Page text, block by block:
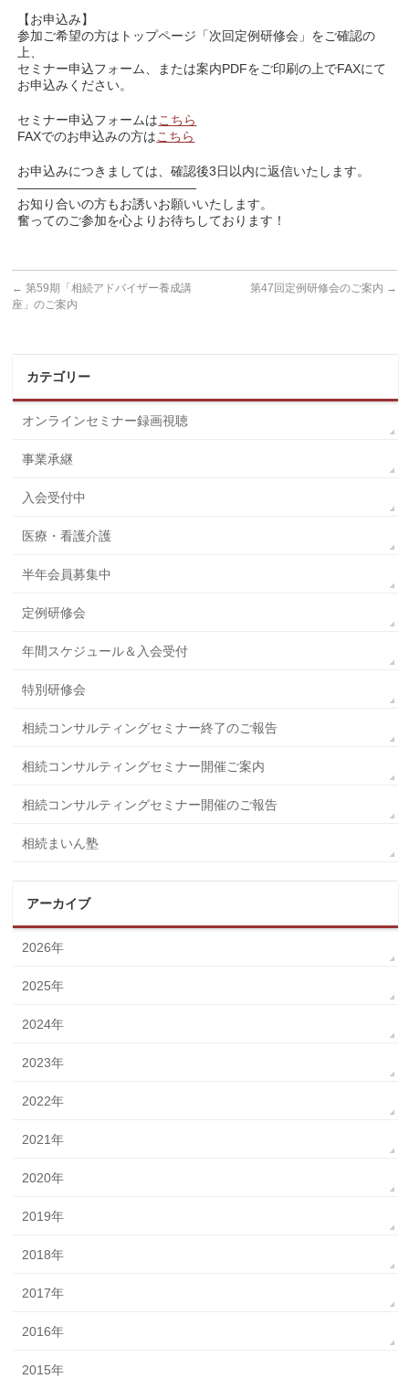
【お申込み】
参加ご希望の方はトップページ「次回定例研修会」をご確認の
上、
セミナー申込フォーム、または案内PDFをご印刷の上でFAXにて
お申込みください。
セミナー申込フォームはこちら
FAXでのお申込みの方はこちら
お申込みにつきましては、確認後3日以内に返信いたします。
——————————————
お知り合いの方もお誘いお願いいたします。
奮ってのご参加を心よりお待ちしております！
← 第59期「相続アドバイザー養成講
座」のご案内
第47回定例研修会のご案内 →
カテゴリー
オンラインセミナー録画視聴
事業承継
入会受付中
医療・看護介護
半年会員募集中
定例研修会
年間スケジュール＆入会受付
特別研修会
相続コンサルティングセミナー終了のご報告
相続コンサルティングセミナー開催ご案内
相続コンサルティングセミナー開催のご報告
相続まいん塾
アーカイブ
2026年
2025年
2024年
2023年
2022年
2021年
2020年
2019年
2018年
2017年
2016年
2015年